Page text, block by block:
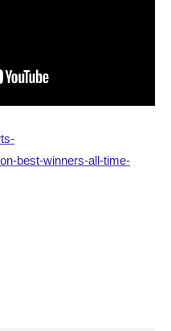
best-winners-all-time-